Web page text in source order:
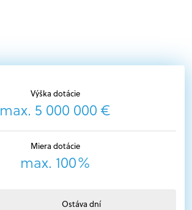
Výška dotácie
max. 5 000 000 €
Miera dotácie
max. 100%
Ostáva dní